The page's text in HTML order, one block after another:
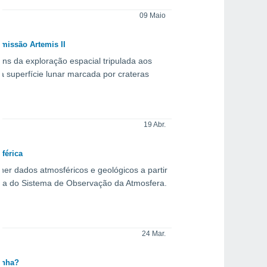
09 Maio
Artemis II
da exploração espacial tripulada aos
superfície lunar marcada por crateras
19 Abr.
dados atmosféricos e geológicos a partir
do Sistema de Observação da Atmosfera.
24 Mar.